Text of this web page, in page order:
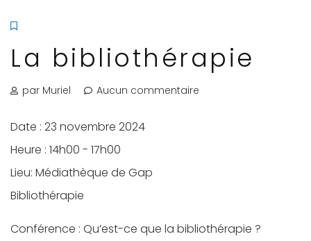
La bibliothérapie
par Muriel Aucun commentaire
Date : 23 novembre 2024
Heure : 14h00 - 17h00
Lieu: Médiathèque de Gap
Bibliothérapie
Conférence : Qu’est-ce que la bibliothérapie ?